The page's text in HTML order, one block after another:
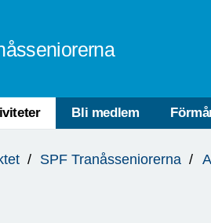
Bli medlem
SPF Tranåsseniorerna